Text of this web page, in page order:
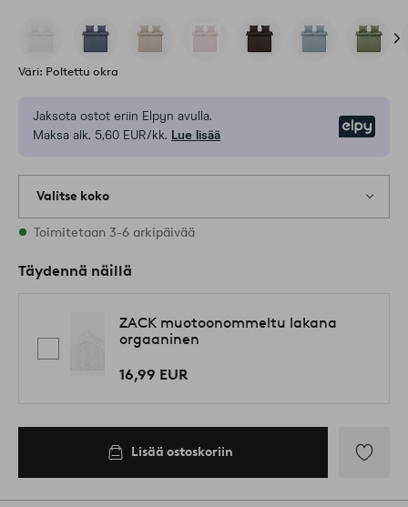
Väri: Poltettu okra
Jaksota ostot eriin Elpyn avulla.
Maksa alk. 5,60 EUR/kk. Lue lisää
Valitse koko
1 varastossa olevat koot
Toimitetaan 3-6 arkipäivää
Täydennä näillä
ZACK muotoonommeltu lakana
orgaaninen
16,99 EUR
Lisää ostoskoriin